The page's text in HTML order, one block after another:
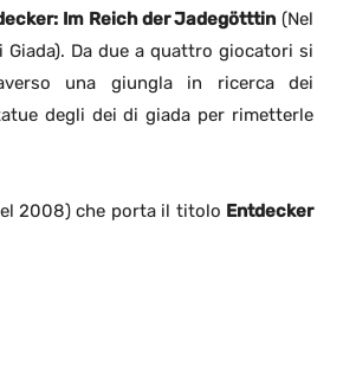
Im Reich der Jadegötttin (Nel
Giada). Da due a quattro giocatori si
una giungla in ricerca dei
degli dei di giada per rimetterle
2008) che porta il titolo Entdecker